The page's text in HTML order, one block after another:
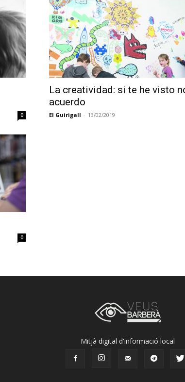
0
La creatividad: si te he visto
acuerdo
El Guirigall - 13/02/2019
0
Mitjà digital d'informació local